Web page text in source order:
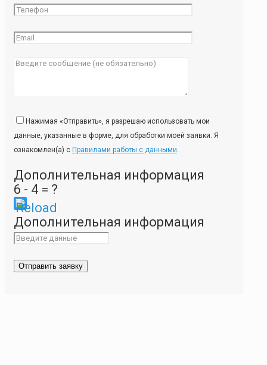
Нажимая «Отправить», я разрешаю использовать мои
данные, указанные в форме, для обработки моей заявки. Я
ознакомлен(а) с Правилами работы с данными.
Дополнительная информация
6 - 4 = ?
Please
enter
characters
Дополнительная информация